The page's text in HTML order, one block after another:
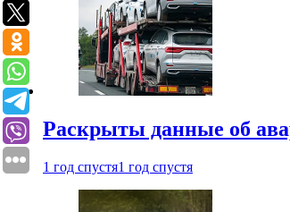
Раскрыты данные об
1 год спустя1 год спустя